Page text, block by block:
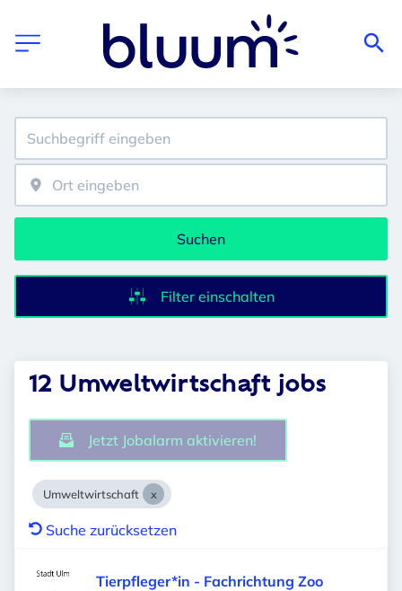
Suchen
Filter einschalten
12 Umweltwirtschaft jobs
Jetzt Jobalarm aktivieren!
Umweltwirtschaft
Suche zurücksetzen
Tierpfleger*in - Fachrichtung Zoo